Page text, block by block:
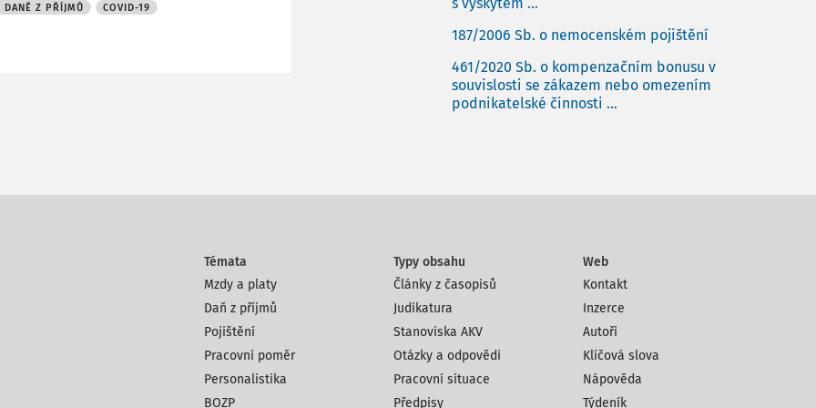
Z PŘÍJMŮ COVID-19
187/2006 Sb. o nemocenském pojištění
461/2020 Sb. o kompenzačním bonusu v
souvislosti se zákazem nebo omezením
podnikatelské činnosti ...
Témata
Mzdy a platy
Daň z příjmů
Pojištění
Pracovní poměr
Personalistika
BOZP
Typy obsahu
Články z časopisů
Judikatura
Stanoviska AKV
Otázky a odpovědi
Pracovní situace
Předpisy
Web
Kontakt
Inzerce
Autoři
Klíčová slova
Nápověda
Týdeník